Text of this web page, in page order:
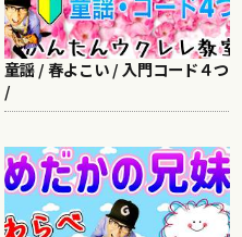
童謡 / 春よこい / 入門コード４つ
/